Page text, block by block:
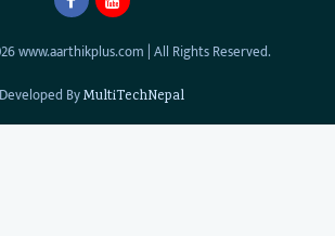
www.aarthikplus.com | All Rights Reserved.
Developed ByMultiTechNepal